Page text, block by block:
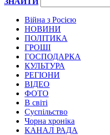
Війна з Росією
НОВИНИ
ПОЛІТИКА
ГРОШІ
ГОСПОДАРКА
КУЛЬТУРА
РЕГІОНИ
ВІДЕО
ФОТО
В світі
Суспільство
Чорна хроніка
КАНАЛ РАДА